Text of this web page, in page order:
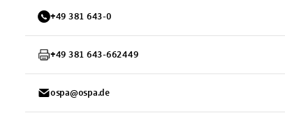
+49 381 643-0
+49 381 643-662449
ospa@ospa.de